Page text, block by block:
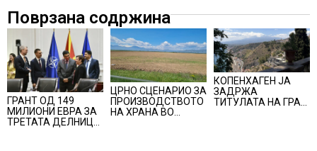
Поврзана содржина
ГРАНТ ОД 149
МИЛИОНИ ЕВРА ЗА
ТРЕТАТА ДЕЛНИЦА
ЦРНО СЦЕНАРИО ЗА
ПРОИЗВОДСТВОТО
НА ХРАНА ВО
КОПЕНХАГЕН ЈА
ЗАДРЖА
ТИТУЛАТА НА ГРАД